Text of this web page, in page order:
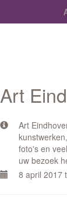
Art
Art
foto's en
uw bezoek
8 april 2017